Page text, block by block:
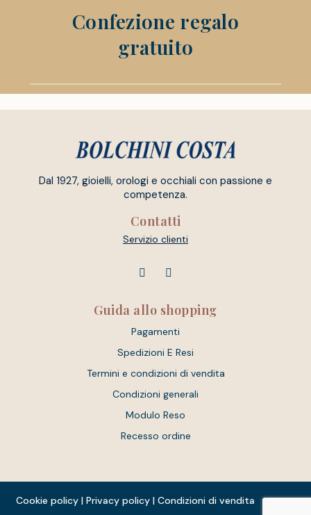
Confezione regalo
gratuito
Dal 1927, gioielli, orologi e occhiali con passione e
competenza.
Contatti
Servizio clienti
Guida allo shopping
Pagamenti
Spedizioni E Resi
Termini e condizioni di vendita
Condizioni generali
Modulo Reso
Recesso ordine
Cookie policy |Privacy policy |Condizioni di vendita